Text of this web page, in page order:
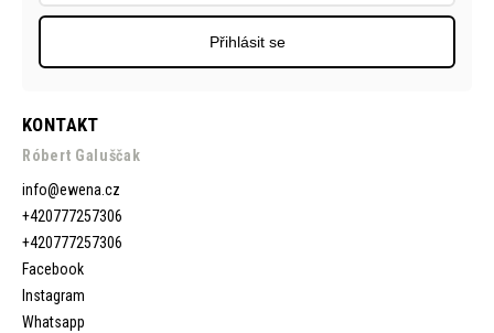
KONTAKT
Róbert Galuščak
info@ewena.cz
+420777257306
+420777257306
Facebook
Instagram
Whatsapp
Přihlásit se